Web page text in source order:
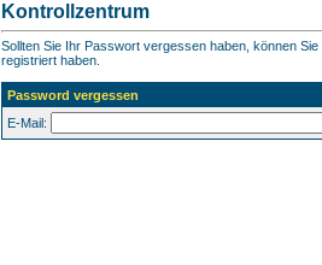
Kontrollzentrum
Sollten Sie Ihr Passwort vergessen haben, können
registriert haben.
Password vergessen
E-Mail: